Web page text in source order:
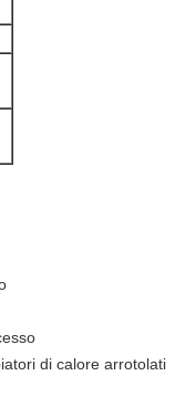
di calore arrotolati